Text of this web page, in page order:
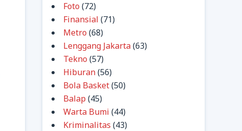
Foto (72)
Finansial (71)
Metro (68)
Lenggang Jakarta(63)
Tekno (57)
Hiburan(56)
Bola Basket(50)
Balap (45)
Warta Bumi (44)
Kriminalitas (43)